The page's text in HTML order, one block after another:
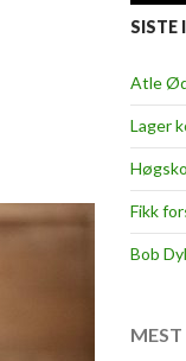
SISTE
Atle
Lager
Fikk
Bob
MEST